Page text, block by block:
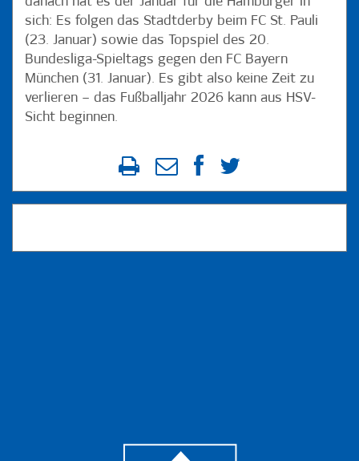
sich: Es folgen das Stadtderby beim FC St. Pauli
(23. Januar) sowie das Topspiel des 20.
Bundesliga-Spieltags gegen den FC Bayern
München (31. Januar). Es gibt also keine Zeit zu
verlieren – das Fußballjahr 2026 kann aus HSV-
Sicht beginnen.